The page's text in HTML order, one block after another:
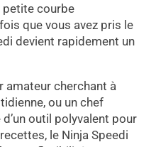
petite courbe
que vous avez pris le
devient rapidement un
amateur cherchant à
ou un chef
outil polyvalent pour
le Ninja Speedi